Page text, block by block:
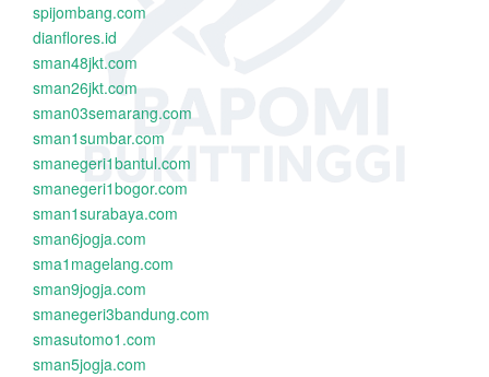
spijombang.com
dianflores.id
sman48jkt.com
sman26jkt.com
sman03semarang.com
sman1sumbar.com
smanegeri1bantul.com
smanegeri1bogor.com
sman1surabaya.com
sman6jogja.com
sma1magelang.com
sman9jogja.com
smanegeri3bandung.com
smasutomo1.com
sman5jogja.com